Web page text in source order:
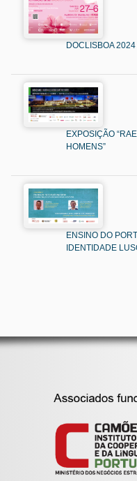
DOCLISBOA
EXPOSIÇÃO
HOMENS”
ENSINO DO
IDENTIDADE